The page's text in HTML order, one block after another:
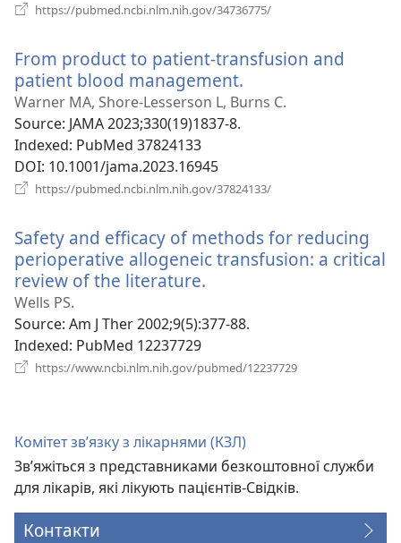
https://pubmed.ncbi.nlm.nih.gov/34736775/
вікні)
From product to patient-transfusion and
patient blood management.
у
Warner MA, Shore-Lesserson L, Burns C.
Source‎: JAMA 2023;330(19)1837-8.
Indexed‎: PubMed 37824133
DOI‎: 10.1001/jama.2023.16945
https://pubmed.ncbi.nlm.nih.gov/37824133/
вікні)
Safety and efficacy of methods for reducing
perioperative allogeneic transfusion: a critical
review of the literature.
новому
Wells PS.
Source‎: Am J Ther 2002;9(5):377-88.
Indexed‎: PubMed 12237729
https://www.ncbi.nlm.nih.gov/pubmed/12237729
Комітет зв’язку з лікарнями (КЗЛ)
Зв’яжіться з представниками безкоштовної служби
для лікарів, які лікують пацієнтів-Свідків.
Контакти